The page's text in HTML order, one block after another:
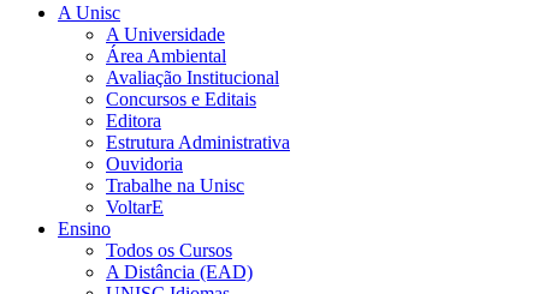
A Unisc
A Universidade
Área Ambiental
Avaliação Institucional
Concursos e Editais
Editora
Estrutura Administrativa
Ouvidoria
Trabalhe na Unisc
VoltarE
Ensino
Todos os Cursos
A Distância (EAD)